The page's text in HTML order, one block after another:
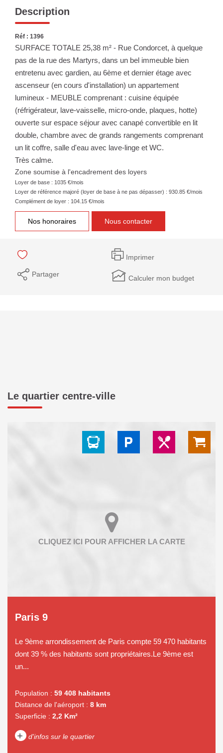
Description
Réf : 1396
SURFACE TOTALE 25,38 m² - Rue Condorcet, à quelque
pas de la rue des Martyrs, dans un bel immeuble bien
entretenu avec gardien, au 6ème et dernier étage avec
ascenseur (en cours d'installation) un appartement
lumineux - MEUBLE comprenant : cuisine équipée
(réfrigérateur, lave-vaisselle, micro-onde, plaques, hotte)
ouverte sur espace séjour avec canapé convertible en lit
double, chambre avec de grands rangements comprenant
un lit coffre, salle d'eau avec lave-linge et WC.
Très calme.
Zone soumise à l'encadrement des loyers
Loyer de base : 1035 €/mois
Loyer de référence majoré (loyer de base à ne pas dépasser) : 930.85 €/mois
Complément de loyer : 104.15 €/mois
Nos honoraires Nous contacter
Imprimer
Partager Calculer mon budget
Le quartier centre-ville
Paris 9
Le 9ème arrondissement de Paris compte 59 470 habitants
dont 39 % des habitants sont propriétaires.Le 9ème est
un...
Population : 59 408 habitants
Distance de l'aéroport : 8 km
Superficie : 2,2 Km²
+ d'infos sur le quartier